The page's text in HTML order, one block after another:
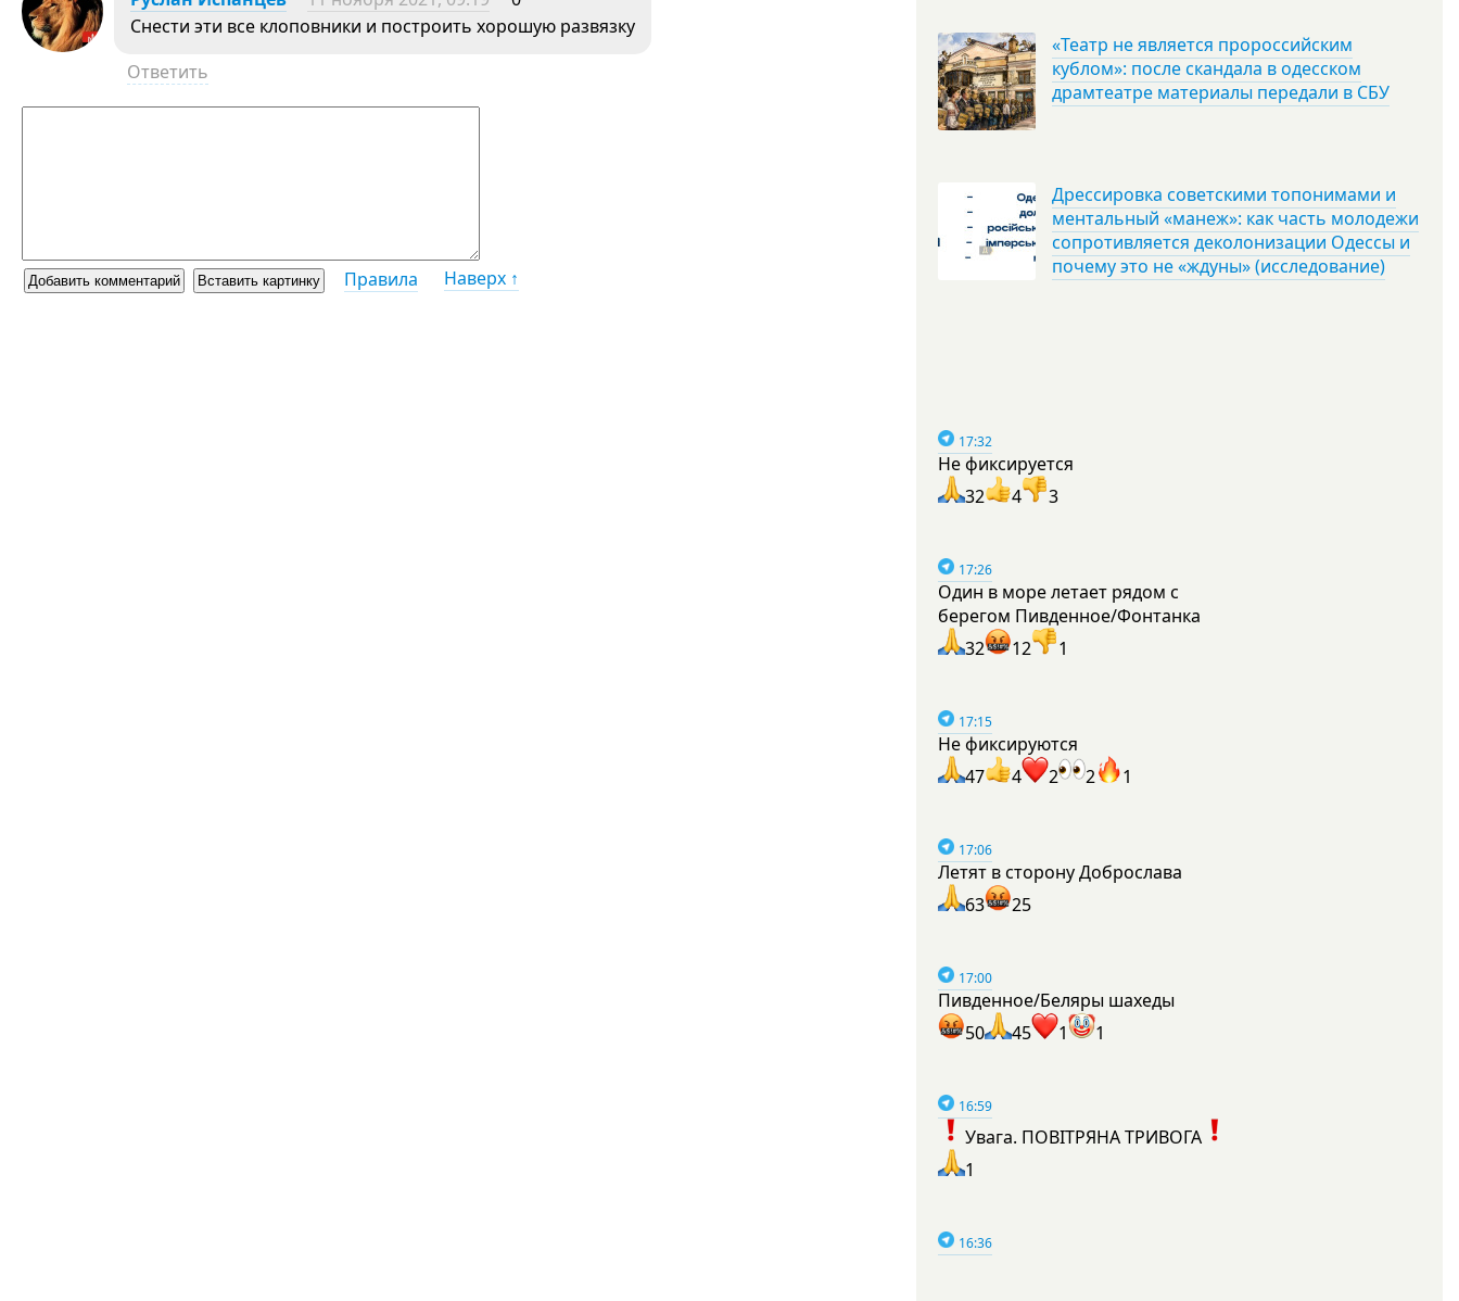
Снести эти все клоповники и построить хорошую развязку
Ответить
Правила Наверх ↑
«Театр не является пророссийским
кублом»: после скандала в одесском
драмтеатре материалы передали в СБУ
Дрессировка советскими топонимами и
ментальный «манеж»: как часть молодежи
сопротивляется деколонизации Одессы и
почему это не «ждуны» (исследование)
17:32
Не фиксируется
32
4 3
17:26
Один в море летает рядом с
берегом Пивденное/Фонтанка
32
12 1
17:15
Не фиксируются
47
4 2 2 1
17:06
Летят в сторону Доброслава
63
25
17:00
Пивденное/Беляры шахеды
50
45 1 1
16:59
Увага. ПОВІТРЯНА ТРИВОГА
1
16:36